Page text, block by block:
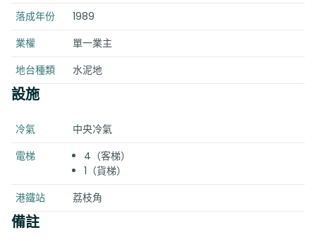
落成年份
1989
業權
單一業主
地台種類
水泥地
設施
冷氣
中央冷氣
電梯
4（客梯）
1（貨梯）
港鐵站
荔枝角
備註